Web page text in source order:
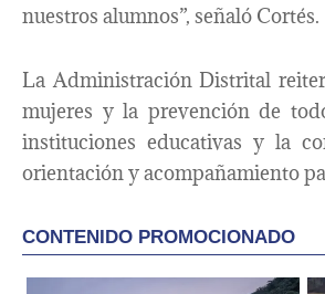
nuestros alumnos”, señaló Cortés.
La Administración Distrital
mujeres y la prevención de
instituciones educativas y la
orientación y acompañamiento